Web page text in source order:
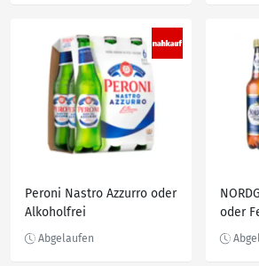
Peroni Nastro Azzurro oder
Alkoholfrei
oder